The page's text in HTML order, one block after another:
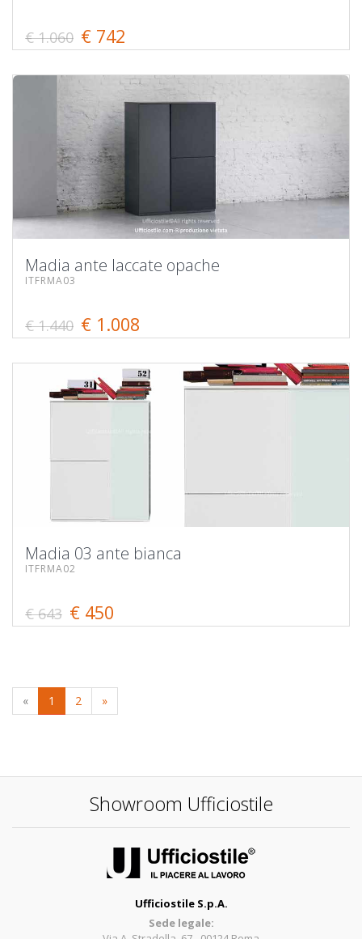
€ 1.060 € 742
Madia ante laccate opache
ITFRMA03
€ 1.440 € 1.008
Madia 03 ante bianca
ITFRMA02
€ 643 € 450
« 1 2 »
Showroom Ufficiostile
Ufficiostile S.p.A.
Sede legale: